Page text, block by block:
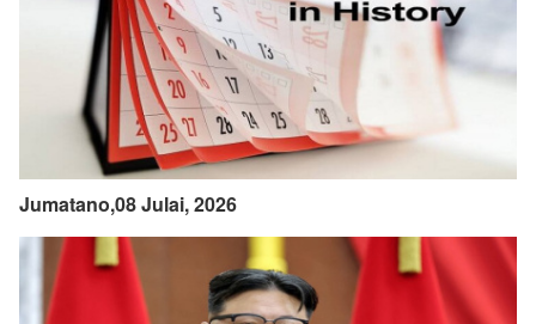
Jumatano,08 Julai, 2026